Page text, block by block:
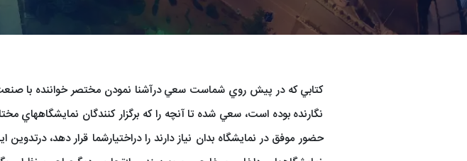
کتابي که در پيش‌ روي شماست سعي درآشنا نمودن مختصر خواننده با صنعت
نگارنده بوده است، سعي شده تا آنچه را که برگزار كنندگان
حضور موفق در نمايشگاه بدان نياز دارند را دراختيارشما قرار دهد،